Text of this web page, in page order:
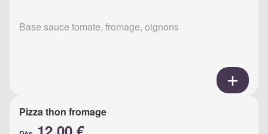
Base sauce tomate, fromage, oignons
Pizza thon fromage